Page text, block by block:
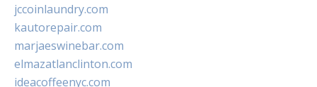
jccoinlaundry.com
kautorepair.com
marjaeswinebar.com
elmazatlanclinton.com
ideacoffeenyc.com